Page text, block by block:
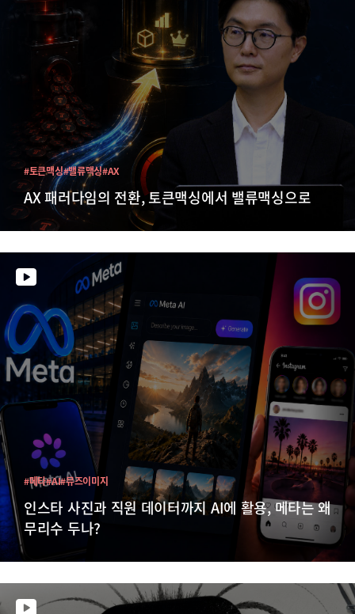
AX 패러다임의 전환, 토큰맥싱에서 밸류맥싱으로
#토큰맥싱#밸류맥싱#AX
인스타 사진과 직원 데이터까지 AI에 활용, 메타는 왜
무리수 두나?
#메타#AI#뮤즈이미지